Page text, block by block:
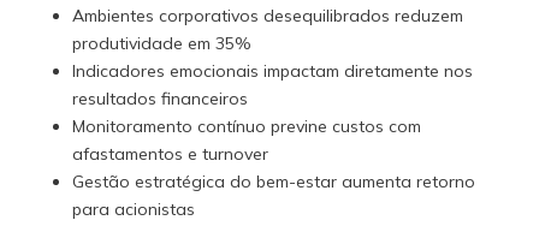
Ambientes corporativos desequilibrados reduzem
produtividade em 35%
Indicadores emocionais impactam diretamente nos
resultados financeiros
Monitoramento contínuo previne custos com
afastamentos e turnover
Gestão estratégica do bem-estar aumenta retorno
para acionistas